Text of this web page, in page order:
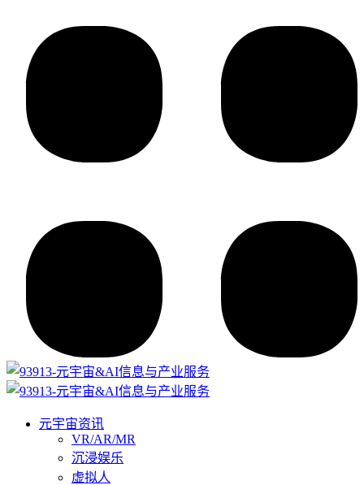
元宇宙资讯
VR/AR/MR
沉浸娱乐
虚拟人